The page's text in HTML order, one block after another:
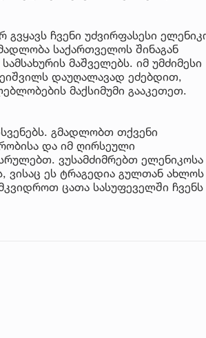
გვყავს ჩვენი უძვირფასესი
საქართველოს შინაგან
მაშველებს. იმ უმძიმესი
დაუღალავად ეძებდით,
მაქსიმუმი გააკეთეთ.
გმადლობთ თქვენი
და იმ ღირსეული
ვუსამძიმრებთ ელენიკოსა
ვისაც ეს ტრაგედია გულთან ახლოს
ცათა სასუფეველში ჩვენს